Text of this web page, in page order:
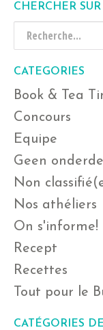
CHERCHER
CATEGORIES
Book & Tea
Concours
Equipe
Geen
Non
Nos athéliers
On s'informe!
Recept
Recettes
Tout pour le
CATÉGORIES